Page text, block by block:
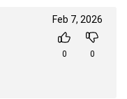
Feb 7, 2026
0 0